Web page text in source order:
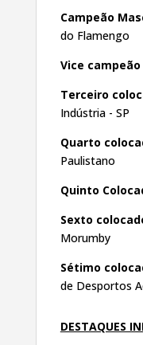
Campeão
do Flamengo
Vice campeão
Terceiro
Indústria - SP
Quarto
Paulistano
Quinto
Sexto
Morumby
Sétimo
de Desportos
DESTAQUES